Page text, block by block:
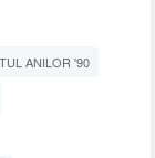
ANILOR '90